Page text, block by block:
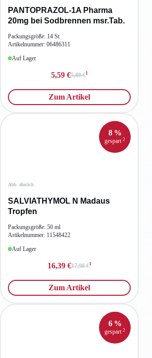
PANTOPRAZOL-1A Pharma
20mg bei Sodbrennen msr.Tab.
Packungsgröße: 14 St
Artikelnummer: 06486311
Auf Lager
5,59 €5,88 €1
Zum Artikel
Abb. ähnlich
8 %
gespart 2
SALVIATHYMOL N Madaus
Tropfen
Packungsgröße: 50 ml
Artikelnummer: 11548422
Auf Lager
16,39 €17,98 €1
Zum Artikel
6 %
gespart 2